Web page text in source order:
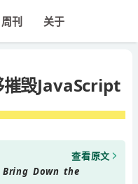
周刊 关于
摧毁JavaScript
查看原文
Down the